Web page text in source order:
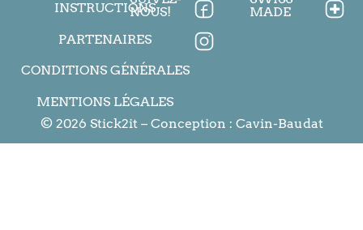
INSTRUCTIONS
PARTENAIRES
CONDITIONS GÉNÉRALES
MENTIONS LÉGALES
NOUS!
MADE
© 2026 Stick2it – Conception : Cavin-Baudat